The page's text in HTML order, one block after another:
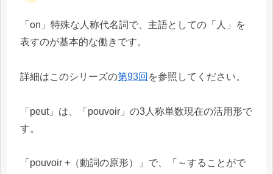
「on」特殊な人称代名詞で、主語としての「人」を
表すのが基本的な働きです。
詳細はこのシリーズの第93回 を参照してください。
「peut」は、「pouvoir」の3人称単数現在の活用形で
す。
「pouvoir +（動詞の原形）」で、「～することがで